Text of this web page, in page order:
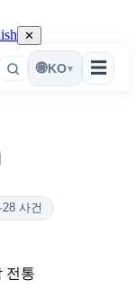
✕
☰
🌐KO▾
사건
전통